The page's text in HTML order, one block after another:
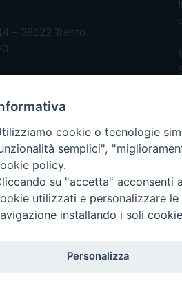
– 38122 Trento
i diritti riservati - Vita
cookie o tecnologie
semplici",
policy.
su "accetta" acconsenti
utilizzati e personalizzare
installando i soli
Personalizza